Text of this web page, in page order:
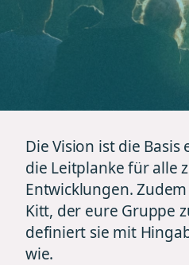
Die Vision ist die
die Leitplanke für alle
Entwicklungen.
Kitt, der eure Gruppe
definiert sie mit
wie.